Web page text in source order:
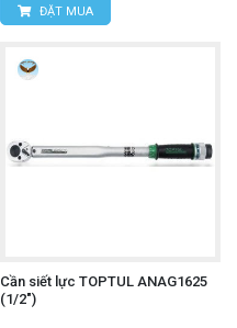
ĐẶT MUA
Cần siết lực TOPTUL ANAG1625
(1/2")